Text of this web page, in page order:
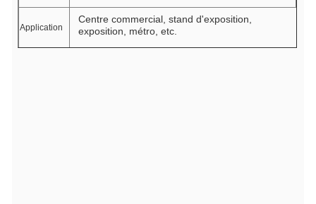
Application
Centre commercial, stand d'exposition,
exposition, métro, etc.